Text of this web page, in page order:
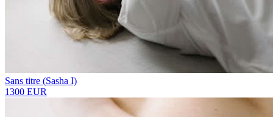
Sans titre (Sasha I)
1300 EUR